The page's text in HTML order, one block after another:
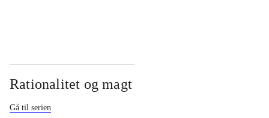
Rationalitet og magt
Gå til serien